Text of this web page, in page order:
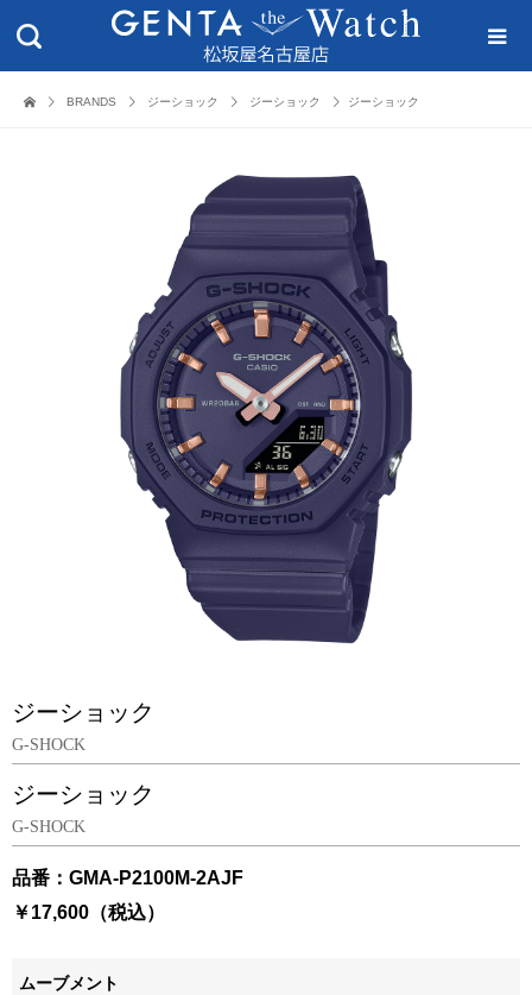
BRANDS ジーショック ジーショック ジーショック
ジーショック
G-SHOCK
ジーショック
G-SHOCK
品番：GMA-P2100M-2AJF
￥17,600（税込）
ムーブメント